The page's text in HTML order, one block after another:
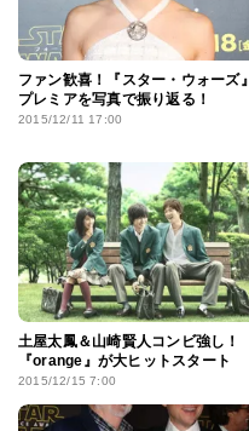
ファン歓喜！『スター・ウォーズ』
プレミアを写真で振り返る！
2015/12/11 17:00
土屋太鳳＆山崎賢人コンビ強し！
『orange』が大ヒットスタート
2015/12/15 7:00